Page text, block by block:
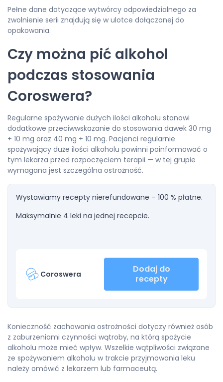
Pełne dane dotyczące wytwórcy odpowiedzialnego za
zwolnienie serii znajdują się w ulotce dołączonej do
opakowania.
Czy można pić alkohol
podczas stosowania
Coroswera?
Regularne spożywanie dużych ilości alkoholu stanowi
dodatkowe przeciwwskazanie do stosowania dawek 30 mg
+ 10 mg oraz 40 mg + 10 mg. Pacjenci regularnie
spożywający duże ilości alkoholu powinni poinformować o
tym lekarza przed rozpoczęciem terapii — w tej grupie
wymagana jest szczególna ostrożność.
Wystawiamy recepty nierefundowane – 100 % płatne.
Maksymalnie 4 leki na jednej recepcie.
Coroswera
Dodaj do
recepty
Konieczność zachowania ostrożności dotyczy również osób
z zaburzeniami czynności wątroby, na którą spożycie
alkoholu może mieć wpływ. Wszelkie wątpliwości związane
ze spożywaniem alkoholu w trakcie przyjmowania leku
należy omówić z lekarzem lub farmaceutą.